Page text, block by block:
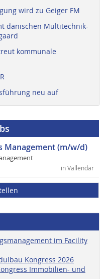
wird zu Geiger FM
dänischen Multitechnik-
kommunale
neu auf
Management (m/w/d)
in Vallendar
im Facility
Kongress 2026
Immobilien- und